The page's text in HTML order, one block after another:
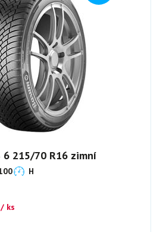
6 215/70 R16 zimní
H
/ ks